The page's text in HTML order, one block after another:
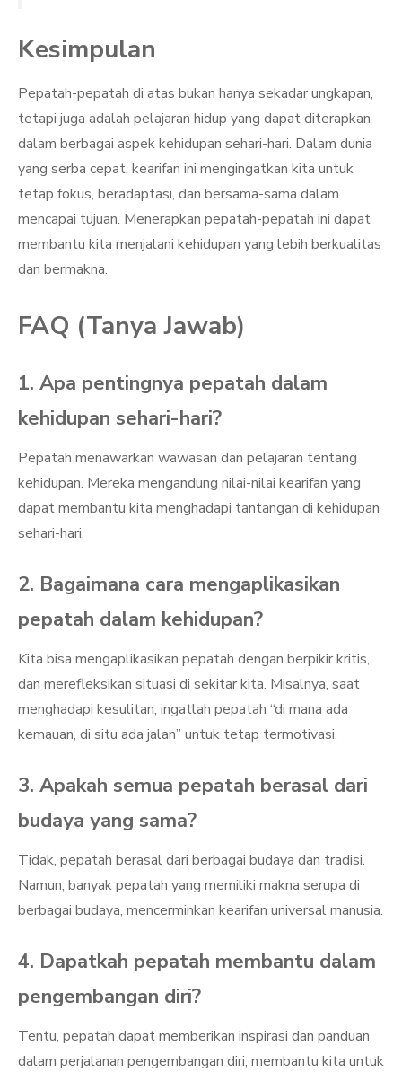
Kesimpulan
Pepatah-pepatah di atas bukan hanya sekadar ungkapan,
tetapi juga adalah pelajaran hidup yang dapat diterapkan
dalam berbagai aspek kehidupan sehari-hari. Dalam dunia
yang serba cepat, kearifan ini mengingatkan kita untuk
tetap fokus, beradaptasi, dan bersama-sama dalam
mencapai tujuan. Menerapkan pepatah-pepatah ini dapat
membantu kita menjalani kehidupan yang lebih berkualitas
dan bermakna.
FAQ (Tanya Jawab)
1. Apa pentingnya pepatah dalam
kehidupan sehari-hari?
Pepatah menawarkan wawasan dan pelajaran tentang
kehidupan. Mereka mengandung nilai-nilai kearifan yang
dapat membantu kita menghadapi tantangan di kehidupan
sehari-hari.
2. Bagaimana cara mengaplikasikan
pepatah dalam kehidupan?
Kita bisa mengaplikasikan pepatah dengan berpikir kritis,
dan merefleksikan situasi di sekitar kita. Misalnya, saat
menghadapi kesulitan, ingatlah pepatah “di mana ada
kemauan, di situ ada jalan” untuk tetap termotivasi.
3. Apakah semua pepatah berasal dari
budaya yang sama?
Tidak, pepatah berasal dari berbagai budaya dan tradisi.
Namun, banyak pepatah yang memiliki makna serupa di
berbagai budaya, mencerminkan kearifan universal manusia.
4. Dapatkah pepatah membantu dalam
pengembangan diri?
Tentu, pepatah dapat memberikan inspirasi dan panduan
dalam perjalanan pengembangan diri, membantu kita untuk